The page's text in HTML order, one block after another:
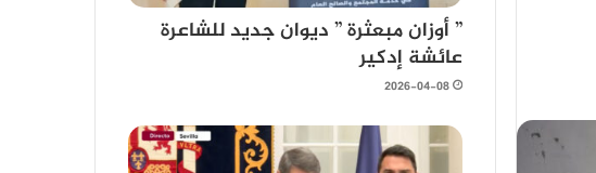
” أوزان مبعثرة ” ديوان جديد للشاعرة
عائشة إدكير
2026-04-08